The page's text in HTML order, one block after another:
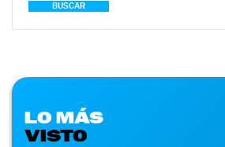
BUSCAR
LO MÁS
VISTO